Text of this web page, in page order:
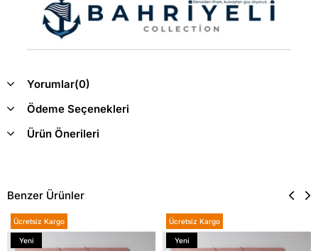
Yorumlar(0)
Ödeme Seçenekleri
Ürün Önerileri
Benzer Ürünler
Ücretsiz Kargo
Yeni
Ücretsiz Kargo
Yeni